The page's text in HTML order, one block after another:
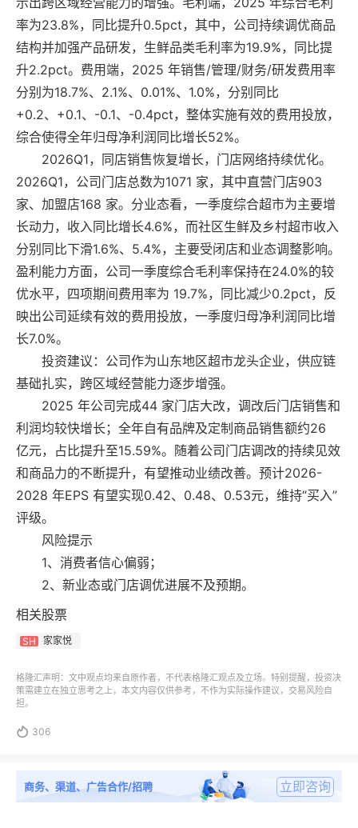
率为23.8%，同比提升0.5pct，其中，公司持续调优商品
结构并加强产品研发，生鲜品类毛利率为19.9%，同比提
升2.2pct。费用端，2025 年销售/管理/财务/研发费用率
分别为18.7%、2.1%、0.01%、1.0%，分别同比
+0.2、+0.1、-0.1、-0.4pct，整体实施有效的费用投放，
综合使得全年归母净利润同比增长52%。
2026Q1，同店销售恢复增长，门店网络持续优化。
2026Q1，公司门店总数为1071 家，其中直营门店903
家、加盟店168 家。分业态看，一季度综合超市为主要增
长动力，收入同比增长4.6%，而社区生鲜及乡村超市收入
分别同比下滑1.6%、5.4%，主要受闭店和业态调整影响。
盈利能力方面，公司一季度综合毛利率保持在24.0%的较
优水平，四项期间费用率为 19.7%，同比减少0.2pct，反
映出公司延续有效的费用投放，一季度归母净利润同比增
长7.0%。
投资建议：公司作为山东地区超市龙头企业，供应链
基础扎实，跨区域经营能力逐步增强。
2025 年公司完成44 家门店大改，调改后门店销售和
利润均较快增长；全年自有品牌及定制商品销售额约26
亿元，占比提升至15.59%。随着公司门店调改的持续见效
和商品力的不断提升，有望推动业绩改善。预计2026-
2028 年EPS 有望实现0.42、0.48、0.53元，维持“买入”
评级。
风险提示
1、消费者信心偏弱；
2、新业态或门店调优进展不及预期。
相关股票
SH 家家悦
格隆汇声明：文中观点均来自原作者，不代表格隆汇观点及立场。特别提醒，投资决
策需建立在独立思考之上，本文内容仅供参考，不作为实际操作建议，交易风险自
担。
 306
商务、渠道、广告合作/招聘 立即咨询